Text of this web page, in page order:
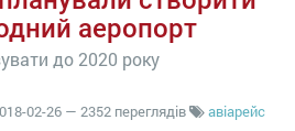
аеропорт
до 2020 року
02-26 — 2352 переглядів
авіарейс